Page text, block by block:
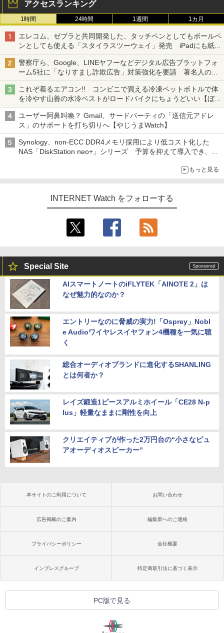
アクセスランキング
1時間 24時間 1週間 1カ月
エレコム、ゼブラと共同開発した、タッチペンとしてもボールペ
ンとしても使える「スタイラスツーウェイ」発売 iPadにも紙に
も、持ち替えずに書き込める
警察庁ら、Google、LINEヤフーなどデジタル広告プラットフォ
ーム5社に「なりすまし詐欺広告」対策強化を要請 著名人の写
真や映像を使った投資詐欺などへの対策として
これぞ着るエアコン!! コンビニで買える冷凍ペットボトルで体
を冷やす山善の水冷ベストがロードバイクにちょうどいい【ぼっ
ち・ざ・ろーど！その14】【空いた時間でなにしてる？】
ユーザー阿鼻叫喚？ Gmail、サードパーティの「送信元アドレ
ス」のサポートを打ち切りへ【やじうまWatch】
Synology、non-ECC DDR4メモリ採用により低コスト化した
NAS「DiskStation neo+」シリーズ 予算を抑えて導入でき、
もっと見る
INTERNET Watch をフォローする
Special Site
AIスマートノートのiFLYTEK「AINOTE 2」は
なぜ魅力的なのか？
エントリーなのに脅威の実力!「Osprey」Nobl
e Audioワイヤレスイヤフォン4機種を一気に聴
く
総合オーディオブランドに進化するSHANLING
とは何者か？
レイズ鍛造1ピースアルミホイール「CE28 N-p
lus」軽量なままに剛性を向上
クリエイティブが作った2万円台の“小さなピュ
アオーディオスピーカー”
本サイトのご利用について お問い合わせ
広告掲載のご案内 編集部へのご連絡
プライバシーポリシー 会社概要
インプレスグループ 特定商取引法に基づく表示
PC版で見る